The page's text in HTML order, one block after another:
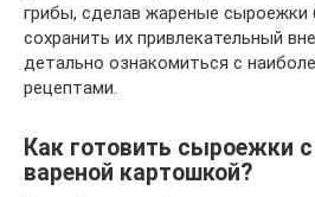
грибы, сделав жареные сыроежки
сохранить их привлекательный
детально ознакомиться с
рецептами.
Как готовить сыроежки
вареной картошкой?